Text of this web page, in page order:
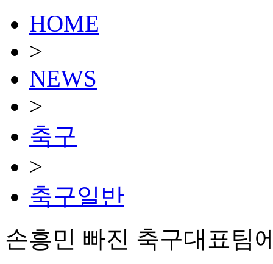
HOME
>
NEWS
>
축구
>
축구일반
손흥민 빠진 축구대표팀